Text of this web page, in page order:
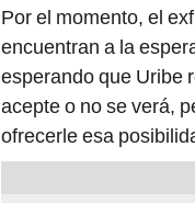
Por el momento, el
encuentran a la
esperando que Uribe
acepte o no se verá,
ofrecerle esa